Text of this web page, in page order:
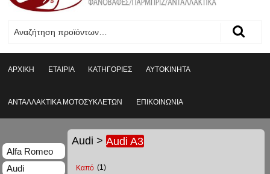
ΑΡΧΙΚΗ ΕΤΑΙΡΙΑ ΚΑΤΗΓΟΡΙΕΣ ΑΥΤΟΚΙΝΗΤΑ
ΑΝΤΑΛΛΑΚΤΙΚΑ ΜΟΤΟΣΥΚΛΕΤΩΝ ΕΠΙΚΟΙΝΩΝΙΑ
Audi > Audi A3
Καπό (1)
Alfa Romeo
Audi